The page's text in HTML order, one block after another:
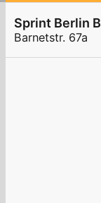
Sprint Berlin
Barnetstr. 67a